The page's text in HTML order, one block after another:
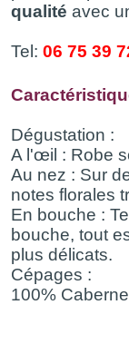
qualité avec
Tel: 06 75 39
Dégustation :
A l'œil : Robe
Au nez : Sur
notes florales
En bouche :
bouche, tout
plus délicats.
Cépages :
100%